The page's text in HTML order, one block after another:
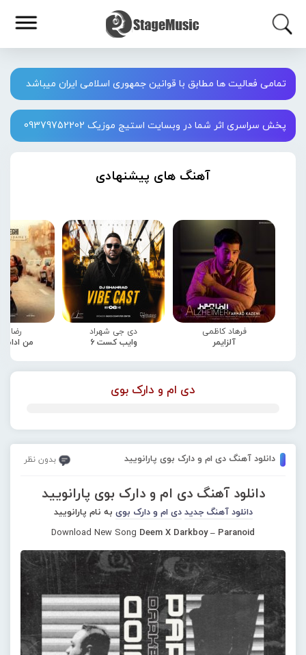
تمامی فعالیت ها مطابق با قوانین جمهوری اسلامی ایران میباشد
پخش سراسری اثر شما در وبسایت استیج موزیک 09379752202
آهنگ های پیشنهادی
فرهاد کاظمی
آلزایمر
دی جی شهراد
وایب کست 6
رضا
من
دی ام و دارک بوی
دانلود آهنگ دی ام و دارک بوی پارانویید بدون نظر
دانلود آهنگ دی ام و دارک بوی پارانویید
دانلود آهنگ جدید دی ام و دارک بوی به نام پارانویید
Download New Song Deem X Darkboy – Paranoid